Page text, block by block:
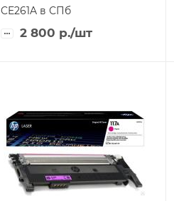
CE261A в СПб
2 800 р./шт